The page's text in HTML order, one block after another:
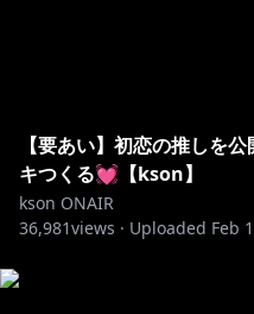
【要あい】初恋の推しを
キつくる💓【kson】
kson ONAIR
36,981views · Uploaded Feb